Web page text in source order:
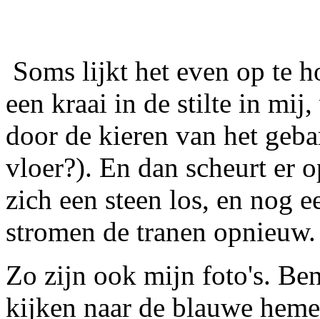
Soms lijkt het even op te
een kraai in de stilte in
door de kieren van het
vloer?). En dan scheurt er
zich een steen los, en nog
stromen de tranen opnieuw.
Zo zijn ook mijn foto's.
kijken naar de blauwe